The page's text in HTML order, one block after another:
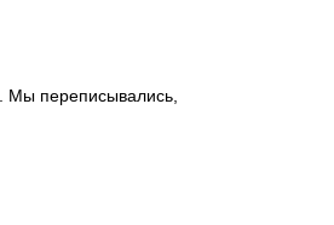
Мы переписывались,